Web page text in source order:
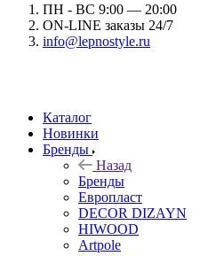
ПН - ВС 9:00 — 20:00
ON-LINE заказы 24/7
info@lepnostyle.ru
Каталог
Новинки
Бренды
Назад
Бренды
Европласт
DECOR DIZAYN
HIWOOD
Artpole